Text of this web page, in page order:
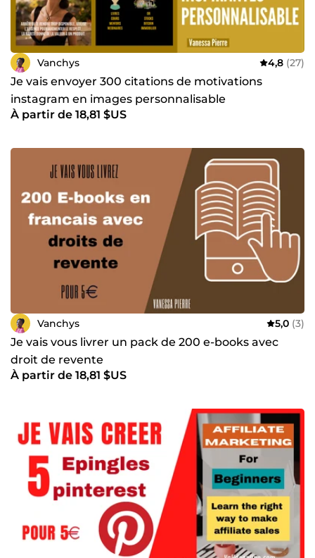
Vanchys 4,8 (27)
Je vais envoyer 300 citations de motivations
instagram en images personnalisable
À partir de 18,81 $US
Vanchys 5,0 (3)
Je vais vous livrer un pack de 200 e-books avec
droit de revente
À partir de 18,81 $US